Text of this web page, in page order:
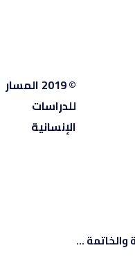
...
© 2019 المسار
للدراسات
الإنسانية